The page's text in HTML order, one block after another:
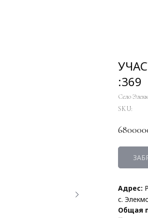
:369
Село
SKU:
Адрес:
с.
Общая